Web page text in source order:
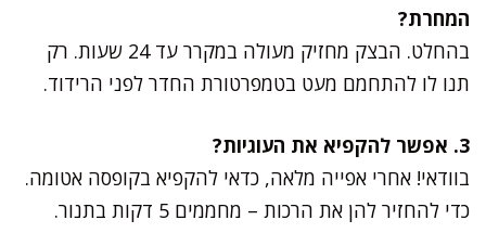
המחרת?
בהחלט. הבצק מחזיק מעולה במקרר עד 24 שעות. רק
תנו לו להתחמם מעט בטמפרטורת החדר לפני הרידוד.
3. אפשר להקפיא את העוגיות?
בוודאי! אחרי אפייה מלאה, כדאי להקפיא בקופסה אטומה.
כדי להחזיר להן את הרכות – מחממים 5 דקות בתנור.